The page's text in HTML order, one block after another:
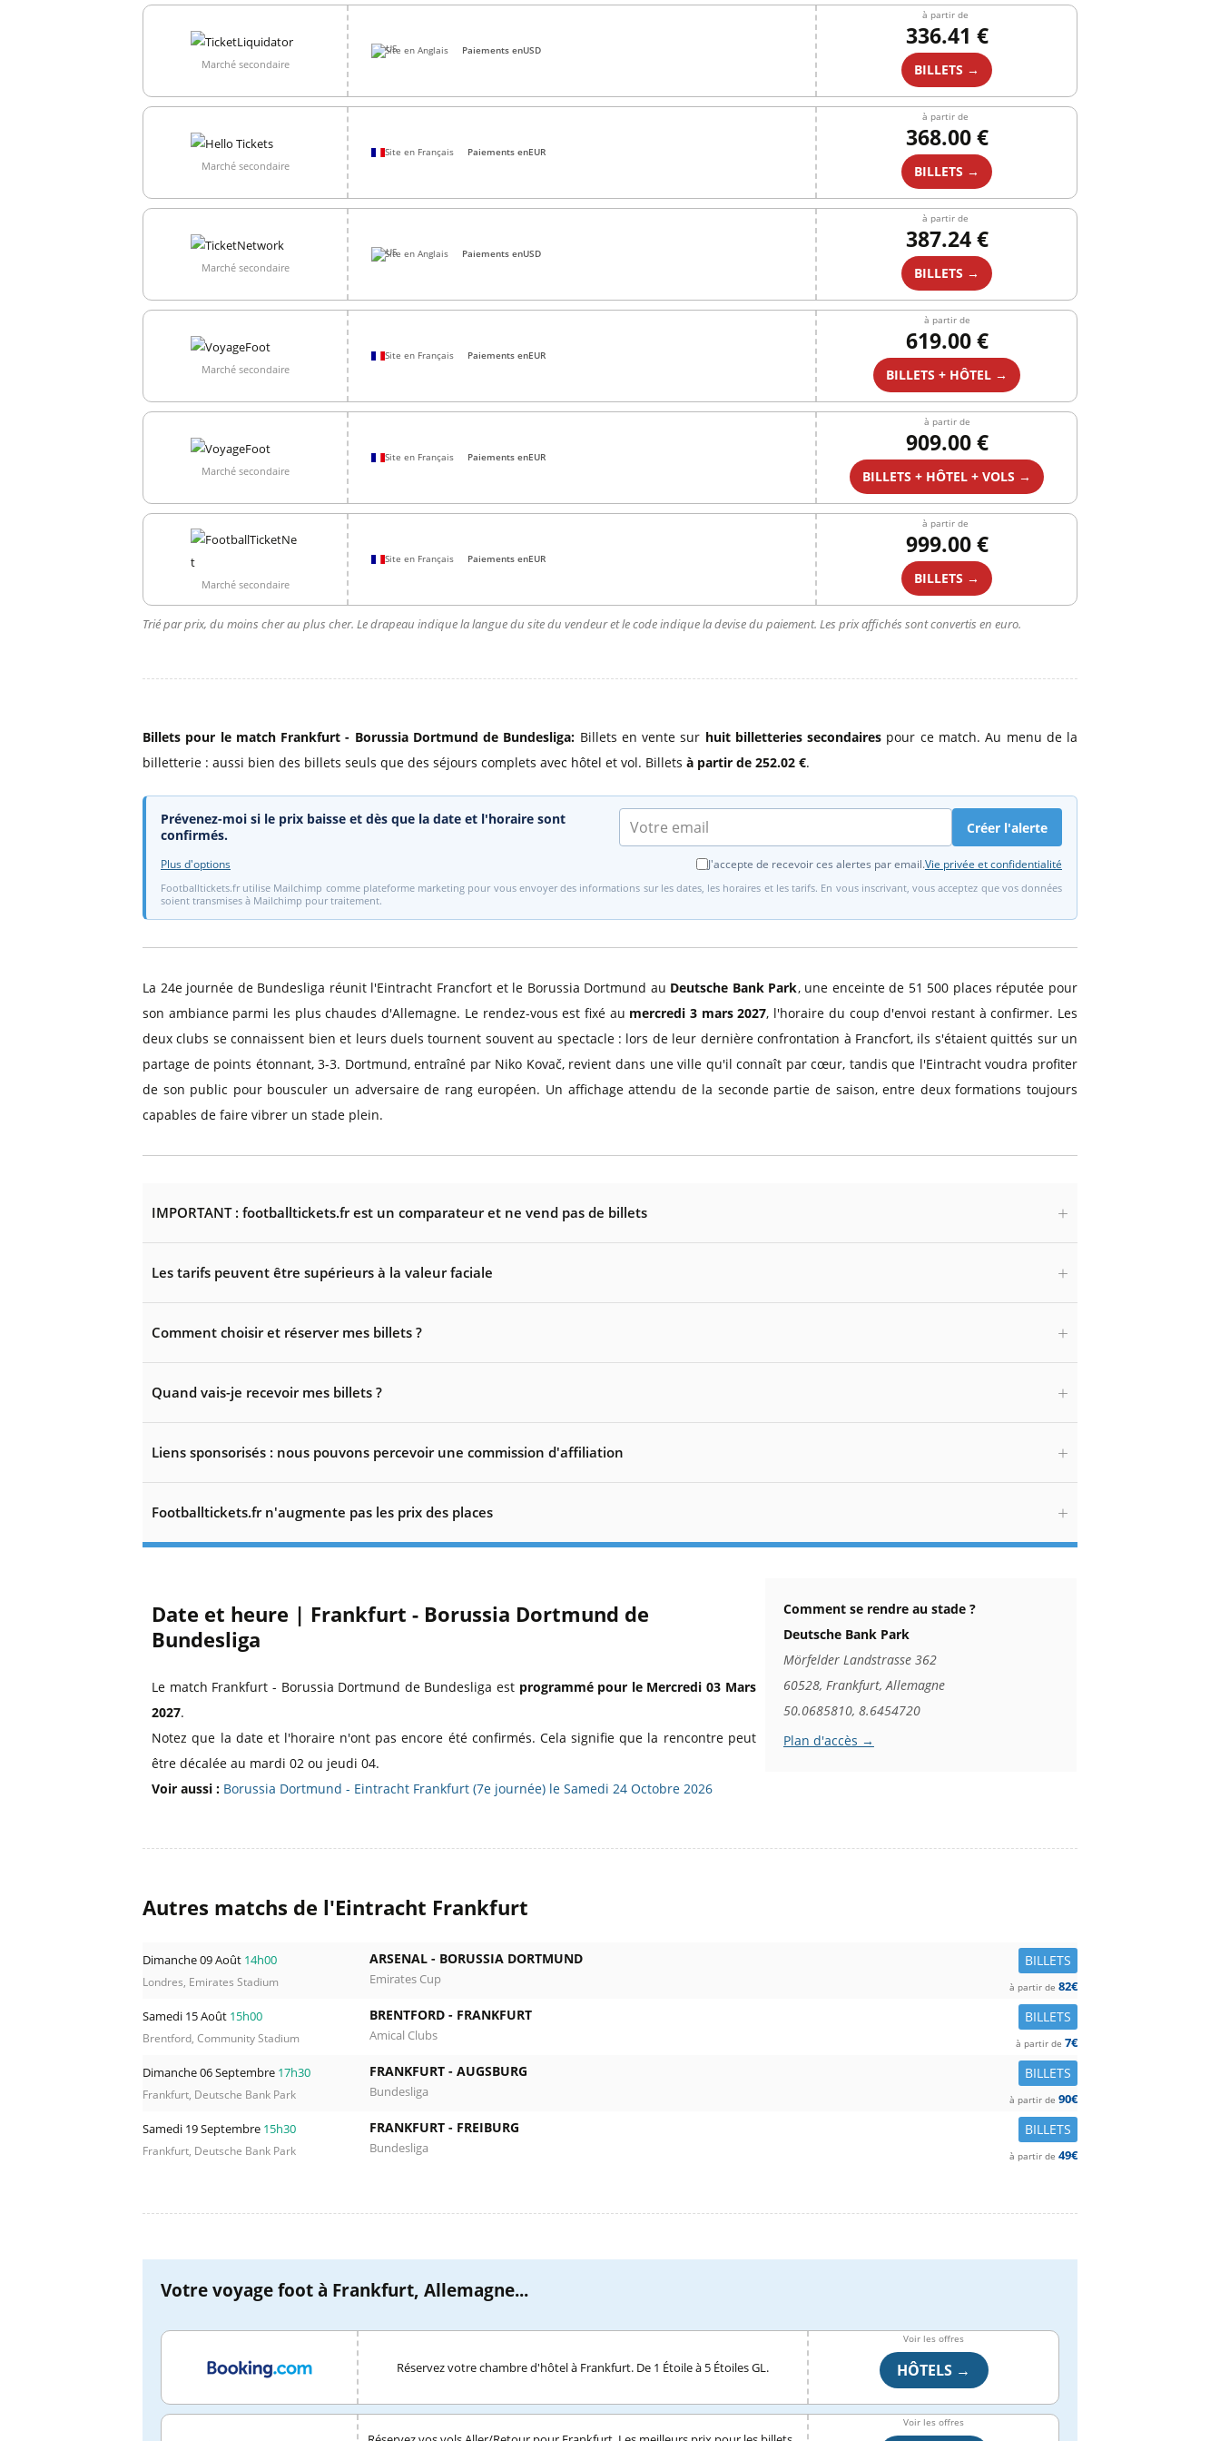
Marché secondaire
Site en Anglais Paiements enUSD
à partir de
336.41 €
BILLETS →
Marché secondaire
Site en Français Paiements enEUR
à partir de
368.00 €
BILLETS →
Marché secondaire
Site en Anglais Paiements enUSD
à partir de
387.24 €
BILLETS →
Marché secondaire
Site en Français Paiements enEUR
à partir de
619.00 €
BILLETS + HÔTEL →
Marché secondaire
Site en Français Paiements enEUR
à partir de
909.00 €
BILLETS + HÔTEL + VOLS →
Marché secondaire
Site en Français Paiements enEUR
à partir de
999.00 €
BILLETS →
Trié par prix, du moins cher au plus cher. Le drapeau indique la langue du site du vendeur et le code indique la devise du paiement. Les prix affichés sont convertis en euro.
Billets pour le match Frankfurt - Borussia Dortmund de Bundesliga: Billets en vente sur huit billetteries secondaires pour ce match. Au menu de la
billetterie : aussi bien des billets seuls que des séjours complets avec hôtel et vol. Billets à partir de 252.02 €.
Prévenez-moi si le prix baisse et dès que la date et l'horaire sont
confirmés.
Créer l'alerte
J'accepte de recevoir ces alertes par email.Vie privée et confidentialité
Plus d'options
Footballtickets.fr utilise Mailchimp comme plateforme marketing pour vous envoyer des informations sur les dates, les horaires et les tarifs. En vous inscrivant, vous acceptez que vos données
soient transmises à Mailchimp pour traitement.
La 24e journée de Bundesliga réunit l'Eintracht Francfort et le Borussia Dortmund au Deutsche Bank Park, une enceinte de 51 500 places réputée pour
son ambiance parmi les plus chaudes d'Allemagne. Le rendez-vous est fixé au mercredi 3 mars 2027, l'horaire du coup d'envoi restant à confirmer. Les
deux clubs se connaissent bien et leurs duels tournent souvent au spectacle : lors de leur dernière confrontation à Francfort, ils s'étaient quittés sur un
partage de points étonnant, 3-3. Dortmund, entraîné par Niko Kovač, revient dans une ville qu'il connaît par cœur, tandis que l'Eintracht voudra profiter
de son public pour bousculer un adversaire de rang européen. Un affichage attendu de la seconde partie de saison, entre deux formations toujours
capables de faire vibrer un stade plein.
IMPORTANT : footballtickets.fr est un comparateur et ne vend pas de billets
Les tarifs peuvent être supérieurs à la valeur faciale
Comment choisir et réserver mes billets ?
Quand vais-je recevoir mes billets ?
Liens sponsorisés : nous pouvons percevoir une commission d'affiliation
Footballtickets.fr n'augmente pas les prix des places
Date et heure | Frankfurt - Borussia Dortmund de
Bundesliga
Le match Frankfurt - Borussia Dortmund de Bundesliga est programmé pour le Mercredi 03 Mars
2027.
Notez que la date et l'horaire n'ont pas encore été confirmés. Cela signifie que la rencontre peut
être décalée au mardi 02 ou jeudi 04.
Voir aussi : Borussia Dortmund - Eintracht Frankfurt (7e journée) le Samedi 24 Octobre 2026
Comment se rendre au stade ?
Deutsche Bank Park
Mörfelder Landstrasse 362
60528, Frankfurt, Allemagne
50.0685810, 8.6454720
Plan d'accès →
Autres matchs de l'Eintracht Frankfurt
Dimanche 09 Août 14h00
Londres, Emirates Stadium
BILLETS
ARSENAL - BORUSSIA DORTMUND
Emirates Cup à partir de 82€
Samedi 15 Août 15h00
Brentford, Community Stadium
BILLETS
BRENTFORD - FRANKFURT
Amical Clubs à partir de 7€
Dimanche 06 Septembre 17h30
Frankfurt, Deutsche Bank Park
BILLETS
FRANKFURT - AUGSBURG
Bundesliga à partir de 90€
Samedi 19 Septembre 15h30
Frankfurt, Deutsche Bank Park
BILLETS
FRANKFURT - FREIBURG
Bundesliga à partir de 49€
Votre voyage foot à Frankfurt, Allemagne...
Réservez votre chambre d'hôtel à Frankfurt. De 1 Étoile à 5 Étoiles GL.
Voir les offres
HÔTELS →
Voir les offres